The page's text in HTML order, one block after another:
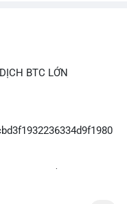
BTC LỚN